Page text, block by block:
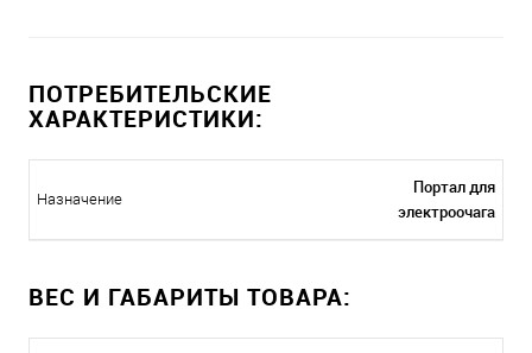
ПОТРЕБИТЕЛЬСКИЕ
ХАРАКТЕРИСТИКИ:
Назначение
Портал для
электроочага
ВЕС И ГАБАРИТЫ ТОВАРА: